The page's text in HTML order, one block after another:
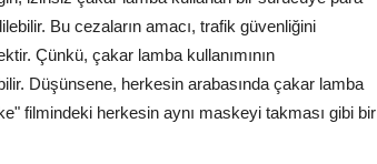
Bu cezaların amacı, trafik güvenliğini
Çünkü, çakar lamba kullanımının
Düşünsene, herkesin arabasında çakar lamba
filmindeki herkesin aynı maskeyi takması gibi bir